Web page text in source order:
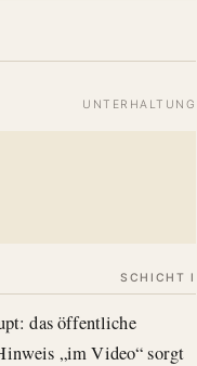
UNTERHALTUNG
SCHICHT I
das öffentliche
„im Video“ sorgt